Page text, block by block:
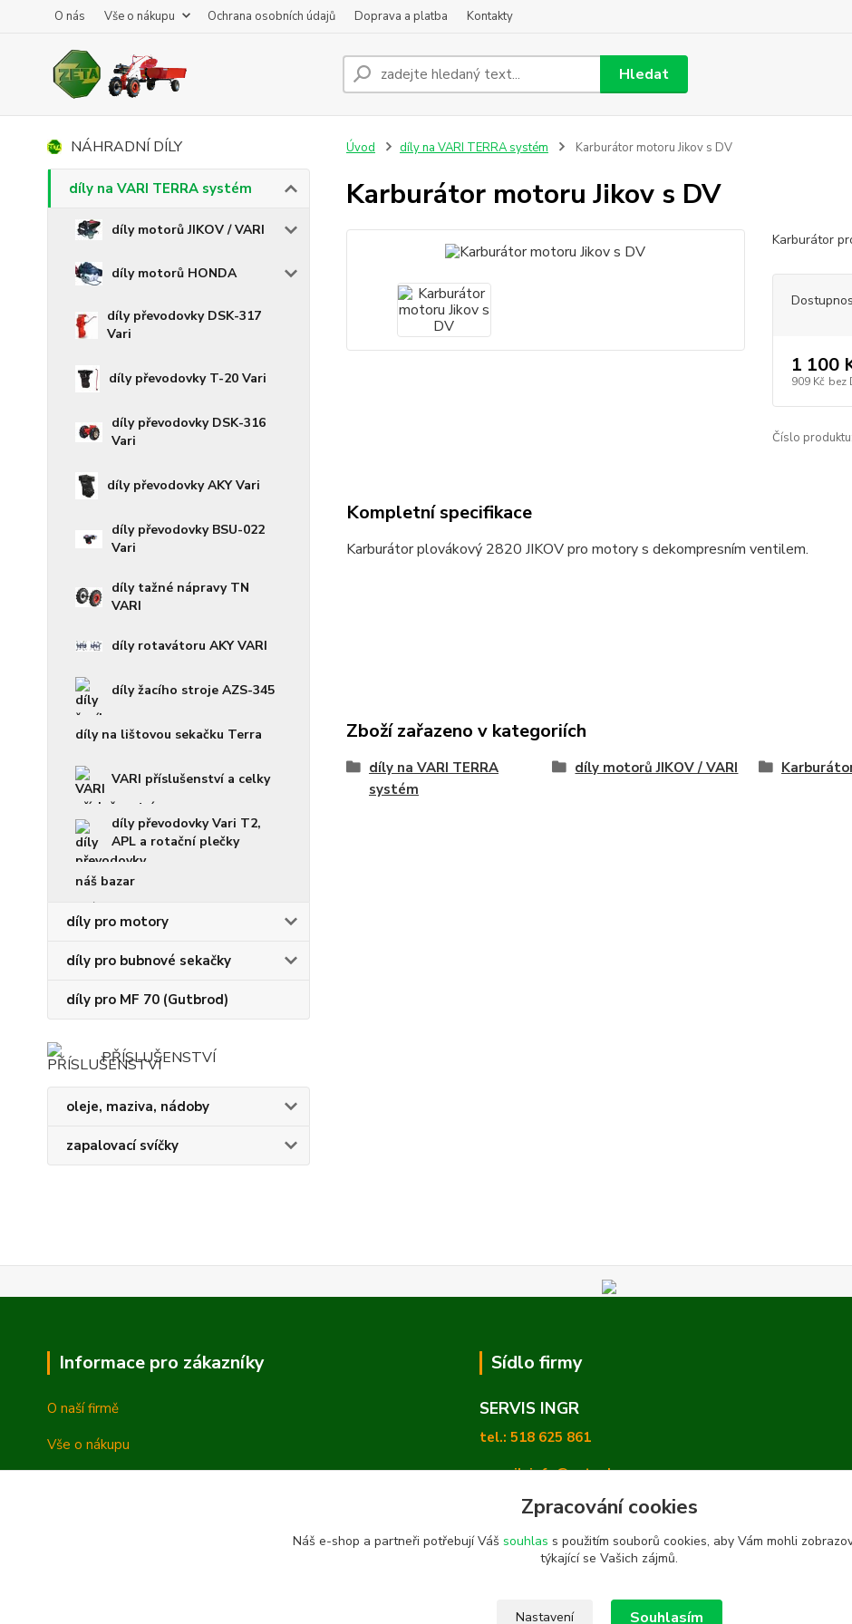
O nás Vše o nákupu Ochrana osobních údajů Doprava a platba Kontakty
Hledat
NÁHRADNÍ DÍLY
díly na VARI TERRA systém
díly motorů JIKOV / VARI
díly motorů HONDA
díly převodovky DSK-317
Vari
díly převodovky T-20 Vari
díly převodovky DSK-316
Vari
díly převodovky AKY Vari
díly převodovky BSU-022
Vari
díly tažné nápravy TN
VARI
díly rotavátoru AKY VARI
díly žacího stroje AZS-345
díly na lištovou sekačku Terra
VARI příslušenství a celky
díly převodovky Vari T2,
APL a rotační plečky
náš bazar
díly pro motory
díly pro bubnové sekačky
díly pro MF 70 (Gutbrod)
PŘÍSLUŠENSTVÍ
oleje, maziva, nádoby
zapalovací svíčky
Úvod díly na VARI TERRA systém Karburátor motoru Jikov s DV
Karburátor motoru Jikov s DV
Karburátor
1 100
909 Kč bez
Číslo produktu:
Kompletní specifikace
Karburátor plovákový 2820 JIKOV pro motory s dekompresním ventilem.
Zboží zařazeno v kategoriích
díly na VARI TERRA
systém
díly motorů JIKOV / VARI
Informace pro zákazníky
O naší firmě
Vše o nákupu
Sídlo firmy
SERVIS INGR
tel.: 518 625 861
e-mail: info@zetashop.cz
Mgr. Olga Hradilová, Ph. D.
Skoronice 169, Vlkoš 696 41
Zpracování cookies
Náš e-shop a partneři potřebují Váš souhlas s použitím souborů cookies, aby Vám mohli
týkající se Vašich zájmů.
Nastavení Souhlasím